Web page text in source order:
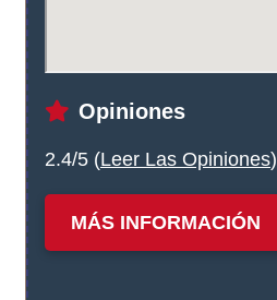
Opiniones
2.4/5 (Leer Las Opiniones)
MÁS INFORMACIÓN